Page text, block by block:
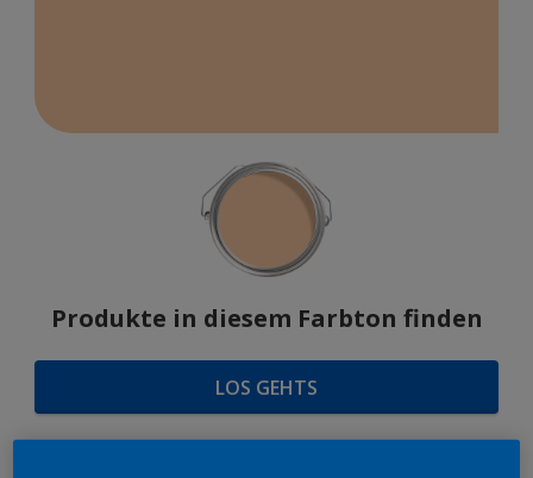
Produkte in diesem Farbton finden
LOS GEHTS